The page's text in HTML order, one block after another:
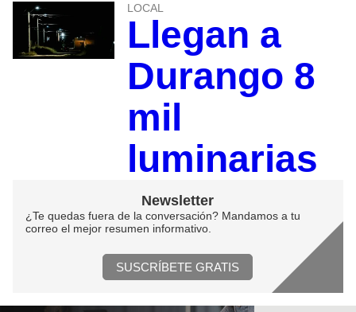
LOCAL
Llegan a
Durango 8
mil
luminarias
Newsletter
¿Te quedas fuera de la conversación? Mandamos a tu
correo el mejor resumen informativo.
SUSCRÍBETE GRATIS